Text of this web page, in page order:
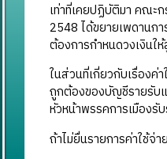
เท่าที่เคยปฏิบัติมา คณะ
2548 ได้ขยายเพดานก
ต้องการกำหนดวงเงินใ
ในส่วนที่เกี่ยวกับเรื่องค่
ถูกต้องของบัญชีรายรับ
หัวหน้าพรรคการเมือง
ถ้าไม่ยื่นรายการค่าใช้จ่